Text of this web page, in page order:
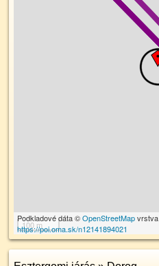
100 m
Podkladové dáta ©OpenStreetMapvrstva
https://poi.oma.sk/n12141894021